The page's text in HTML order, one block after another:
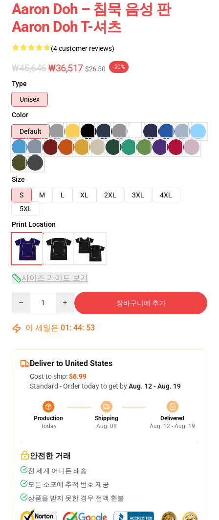
Aaron Doh – 침묵 음성 판
Aaron Doh T-셔츠
(4 customer reviews)
₩45,646₩36,517 $26.50 -20%
Type
Unisex
Color
Default
Size
S
M L XL 2XL 3XL
4XL
5XL
Print Location
사이즈 가이드 보기
장바구니에 추가
이 세일은 01 : 44: 53
Deliver to United States
Cost to ship:$6.99
Standard - Order today to get byAug. 12 - Aug. 19
Production
Today
Shipping
Aug. 08
Delivered
Aug. 12 - Aug. 19
안전한 거래
전 세계 어디든 배송
모든 소포에 추적 번호 제공
상품을 받지 못한 경우 전액 환불